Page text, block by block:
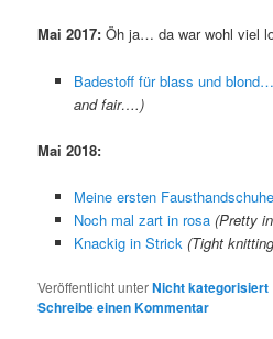
Mai 2017: Öh ja… da war wohl viel
Badestoff für blass und blond…
and fair….)
Mai 2018:
Meine ersten Fausthandschuhe
Noch mal zart in rosa (Pretty
Knackig in Strick (Tight
Veröffentlicht unterNicht kategorisiert
Schreibe einen Kommentar